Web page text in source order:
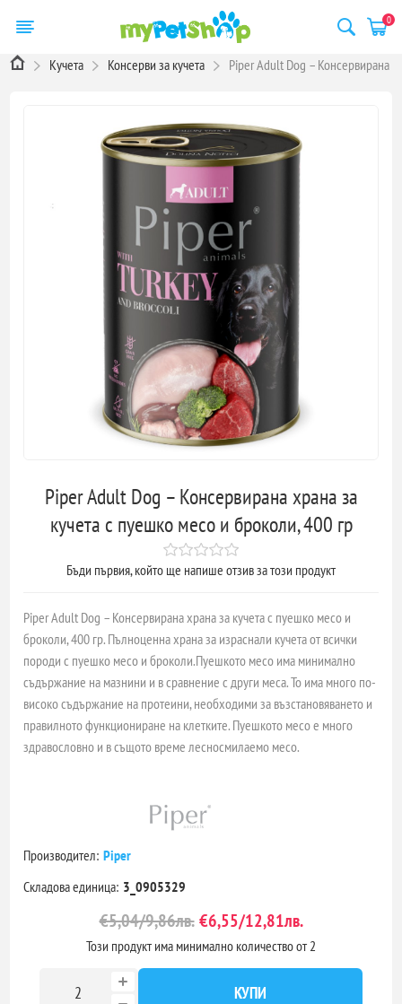
0
Кучета Консерви за кучета Piper Adult Dog – Консервирана
Piper Adult Dog – Консервирана храна за
кучета с пуешко месо и броколи, 400 гр
Бъди първия, който ще напише отзив за този продукт
Piper Adult Dog – Консервирана храна за кучета с пуешко месо и
броколи, 400 гр. Пълноценна храна за израснали кучета от всички
породи с пуешко месо и броколи.Пуешкото месо има минимално
съдържание на мазнини и в сравнение с други меса. То има много по-
високо съдържание на протеини, необходими за възстановяването и
правилното функциониране на клетките. Пуешкото месо е много
здравословно и в същото време лесносмилаемо месо.
Производител: Piper
Складова единица: 3_0905329
€5,04/9,86лв. €6,55/12,81лв.
Този продукт има минимално количество от 2
КУПИ